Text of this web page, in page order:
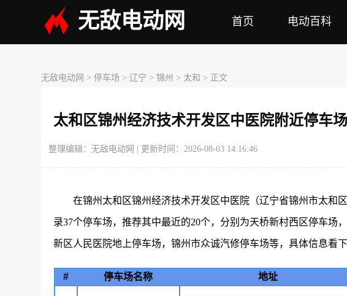
无敌电动网 首页 电动百科
无敌电动网 >停车场 >辽宁 >锦州 > 太和 > 正文
太和区锦州经济技术开发区中医院附近停车
整理编辑：无敌电动网 | 更新时间：2026-08-03 14:16:46
在锦州太和区锦州经济技术开发区中医院（辽宁省锦州市太和
录37个停车场，推荐其中最近的20个，分别为天桥新村西区停车场
新区人民医院地上停车场，锦州市众诚汽修停车场等，具体信息看下
# 停车场名称 地址